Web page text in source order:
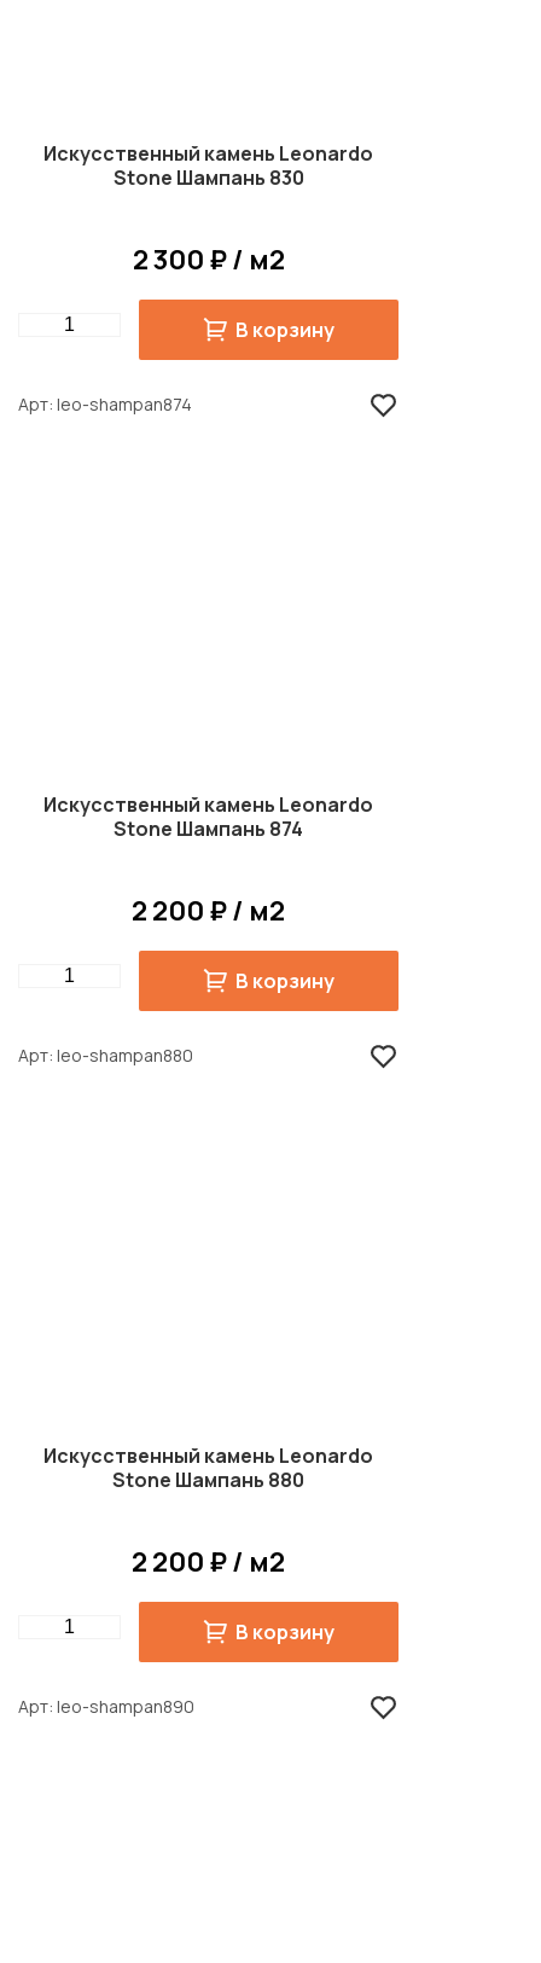
Искусственный камень Leonardo
Stone Шампань 830
2 300 ₽ / м2
Quantity В корзину
Арт leo-shampan874
Искусственный камень Leonardo
Stone Шампань 874
2 200 ₽ / м2
Quantity В корзину
Арт leo-shampan880
Искусственный камень Leonardo
Stone Шампань 880
2 200 ₽ / м2
Quantity В корзину
Арт leo-shampan890